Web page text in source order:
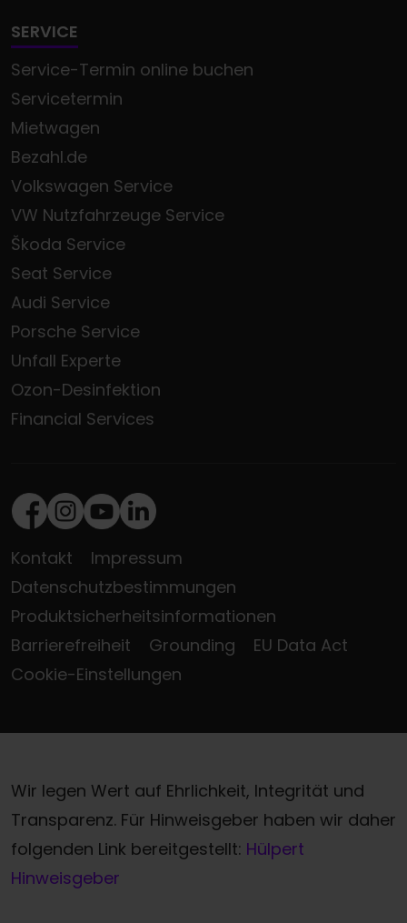
SERVICE
Service-Termin online buchen
Servicetermin
Mietwagen
Bezahl.de
Volkswagen Service
VW Nutzfahrzeuge Service
Škoda Service
Seat Service
Audi Service
Porsche Service
Unfall Experte
Ozon-Desinfektion
Financial Services
Facebook
Instagram
Youtube
LinkedIn
Kontakt
Impressum
Datenschutzbestimmungen
Produktsicherheitsinformationen
Barrierefreiheit
Grounding
EU Data Act
Cookie-Einstellungen
Wir legen Wert auf Ehrlichkeit, Integrität und
Transparenz. Für Hinweisgeber haben wir daher
folgenden Link bereitgestellt: Hülpert
Hinweisgeber